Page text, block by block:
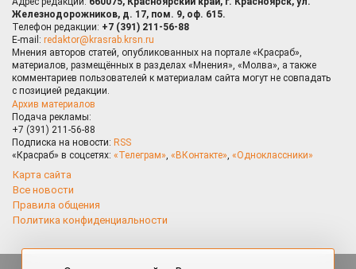
Железнодорожников, д. 17, пом. 9, оф. 615.
Телефон редакции: +7 (391) 211-56-88
E-mail: redaktor@krasrab.krsn.ru
Мнения авторов статей, опубликованных на портале «Красраб»,
материалов, размещённых в разделах «Мнения», «Молва», а также
комментариев пользователей к материалам сайта могут не совпадать
с позицией редакции.
Архив материалов
Подача рекламы:
+7 (391) 211-56-88
Подписка на новости: RSS
«Красраб» в соцсетях: «Телеграм», «ВКонтакте», «Одноклассники»
Карта сайта
Все новости
Правила общения
Политика конфиденциальности